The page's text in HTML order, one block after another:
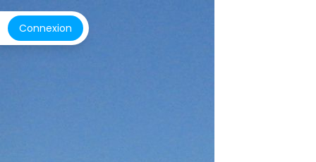
Connexion